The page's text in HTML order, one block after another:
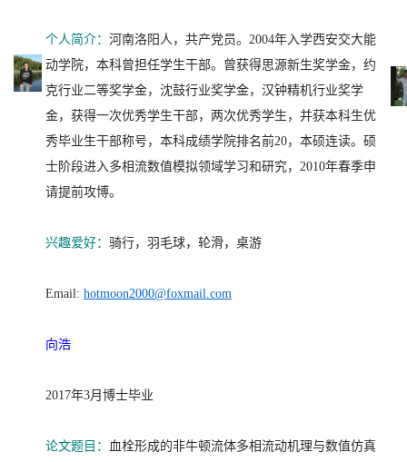
个人简介： 河南洛阳人，共产党员。2004年入学西安交大能
动学院，本科曾担任学生干部。曾获得思源新生奖学金，约
克行业二等奖学金，沈鼓行业奖学金，汉钟精机行业奖学
金，获得一次优秀学生干部，两次优秀学生，并获本科生优
秀毕业生干部称号，本科成绩学院排名前20，本硕连读。硕
士阶段进入多相流数值模拟领域学习和研究，2010年春季申
请提前攻博。
兴趣爱好： 骑行，羽毛球，轮滑，桌游
Email: hotmoon2000@foxmail.com
向浩
2017年3月博士毕业
论文题目： 血栓形成的非牛顿流体多相流动机理与数值仿真